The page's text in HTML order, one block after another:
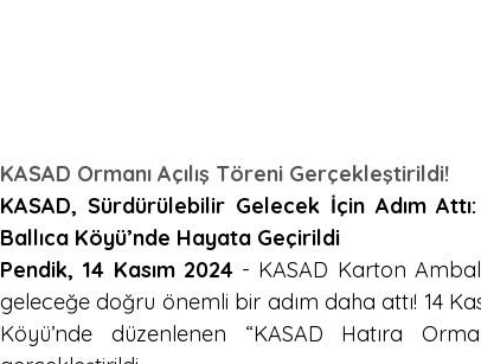
KASAD Ormanı Açılış Töreni Gerçekleştirildi!
KASAD, Sürdürülebilir Gelecek İçin Adım
Ballıca Köyü’nde Hayata Geçirildi
Pendik, 14 Kasım 2024 - KASAD Karton
geleceğe doğru önemli bir adım daha attı! 14
Köyü’nde düzenlenen “KASAD Hatıra